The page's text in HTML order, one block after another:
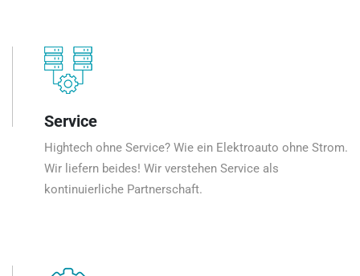
Service
Hightech ohne Service? Wie ein Elektroauto ohne Strom.
Wir liefern beides! Wir verstehen Service als
kontinuierliche Partnerschaft.